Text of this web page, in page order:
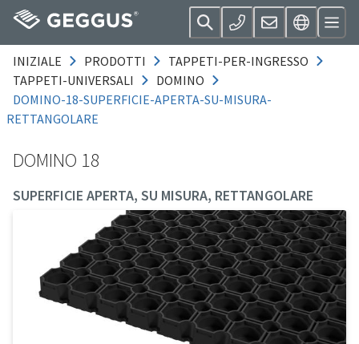
INIZIALE PRODOTTI
TAPPETI-PER-INGRESSO
TAPPETI-UNIVERSALI
DOMINO
DOMINO-18-SUPERFICIE-APERTA-SU-MISURA-
RETTANGOLARE
DOMINO 18
SUPERFICIE APERTA, SU MISURA, RETTANGOLARE